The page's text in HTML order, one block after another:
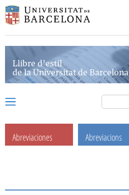
Llibre d’estil
de la Universitat de Barcelona
Abreviaciones Abreviacions